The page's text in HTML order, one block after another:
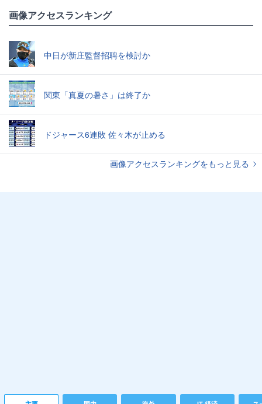
画像アクセスランキング
中日が新庄監督招聘を検討か
関東「真夏の暑さ」は終了か
ドジャース6連敗 佐々木が止める
画像アクセスランキングをもっと見る